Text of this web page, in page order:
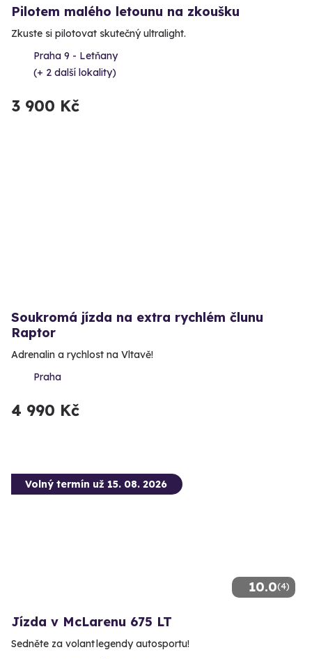
Pilotem malého letounu na zkoušku
Zkuste si pilotovat skutečný ultralight.
Praha 9 - Letňany
(+ 2 další lokality)
3 900 Kč
Soukromá jízda na extra rychlém člunu
Raptor
Adrenalin a rychlost na Vltavě!
Praha
4 990 Kč
10.0(4)
Volný termín už 15. 08. 2026
Jízda v McLarenu 675 LT
Sedněte za volant legendy autosportu!